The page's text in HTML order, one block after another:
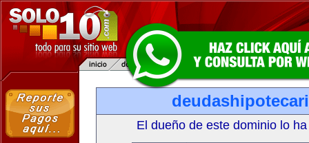
El dueño de este dominio lo